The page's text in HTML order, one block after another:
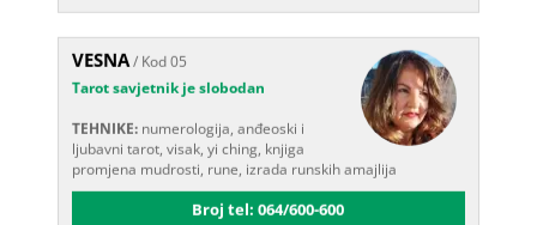
VESNA/ Kod 05
Tarot savjetnik je slobodan
ljubavni tarot, visak, yi ching, knjiga
promjena mudrosti, rune, izrada runskih amajlija
Broj tel: 064/600-600
tel:0,93€ - mob:1,12€ min